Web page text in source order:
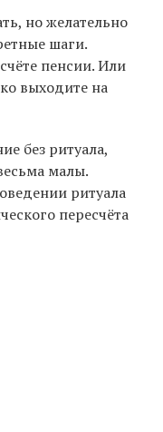
но желательно
шаги.
пенсии. Или
выходите на
без ритуала,
малы.
ритуала
пересчёта